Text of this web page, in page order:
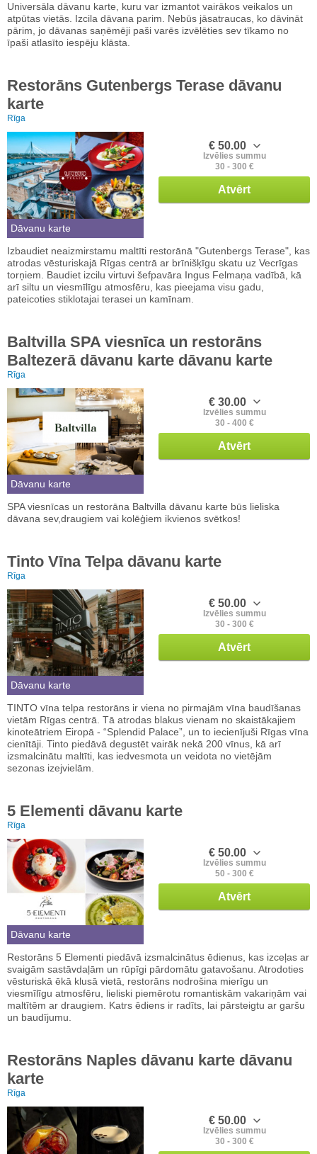
Universāla dāvanu karte, kuru var izmantot vairākos veikalos un
atpūtas vietās. Izcila dāvana parim. Nebūs jāsatraucas, ko dāvināt
pārim, jo dāvanas saņēmēji paši varēs izvēlēties sev tīkamo no
īpaši atlasīto iespēju klāsta.
Restorāns Gutenbergs Terase dāvanu
karte
Rīga
Dāvanu karte
€ 50.00
Izvēlies summu
30 - 300 €
Atvērt
Izbaudiet neaizmirstamu maltīti restorānā "Gutenbergs Terase", kas
atrodas vēsturiskajā Rīgas centrā ar brīnišķīgu skatu uz Vecrīgas
torņiem. Baudiet izcilu virtuvi šefpavāra Ingus Felmaņa vadībā, kā
arī siltu un viesmīlīgu atmosfēru, kas pieejama visu gadu,
pateicoties stiklotajai terasei un kamīnam.
Baltvilla SPA viesnīca un restorāns
Baltezerā dāvanu karte dāvanu karte
Rīga
Dāvanu karte
€ 30.00
Izvēlies summu
30 - 400 €
Atvērt
SPA viesnīcas un restorāna Baltvilla dāvanu karte būs lieliska
dāvana sev,draugiem vai kolēģiem ikvienos svētkos!
Tinto Vīna Telpa dāvanu karte
Rīga
Dāvanu karte
€ 50.00
Izvēlies summu
30 - 300 €
Atvērt
TINTO vīna telpa restorāns ir viena no pirmajām vīna baudīšanas
vietām Rīgas centrā. Tā atrodas blakus vienam no skaistākajiem
kinoteātriem Eiropā - “Splendid Palace”, un to iecienījuši Rīgas vīna
cienītāji. Tinto piedāvā degustēt vairāk nekā 200 vīnus, kā arī
izsmalcinātu maltīti, kas iedvesmota un veidota no vietējām
sezonas izejvielām.
5 Elementi dāvanu karte
Rīga
Dāvanu karte
€ 50.00
Izvēlies summu
50 - 300 €
Atvērt
Restorāns 5 Elementi piedāvā izsmalcinātus ēdienus, kas izceļas ar
svaigām sastāvdaļām un rūpīgi pārdomātu gatavošanu. Atrodoties
vēsturiskā ēkā klusā vietā, restorāns nodrošina mierīgu un
viesmīlīgu atmosfēru, lieliski piemērotu romantiskām vakariņām vai
maltītēm ar draugiem. Katrs ēdiens ir radīts, lai pārsteigtu ar garšu
un baudījumu.
Restorāns Naples dāvanu karte dāvanu
karte
Rīga
€ 50.00
Izvēlies summu
30 - 300 €